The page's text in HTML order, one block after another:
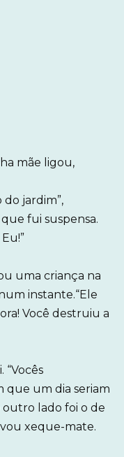
mãe ligou,
jardim”,
fui suspensa.
uma criança na
instante.“Ele
Você destruiu a
“Vocês
que um dia seriam
outro lado foi o de
xeque-mate.